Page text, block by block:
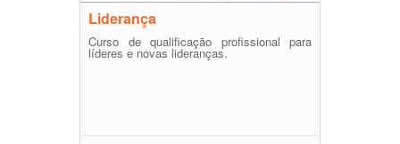
Liderança
Curso de qualificação profissional para
líderes e novas lideranças.